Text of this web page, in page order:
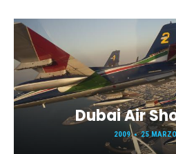
Dubai Air
2009 25